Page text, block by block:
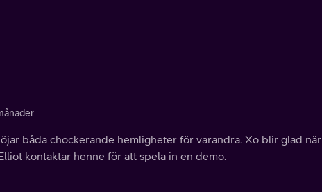
båda chockerande hemligheter för varandra. Xo blir glad när
kontaktar henne för att spela in en demo.